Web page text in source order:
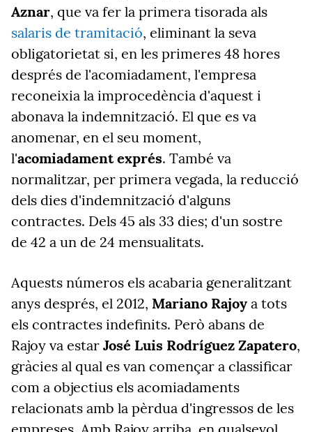
Aznar, que va fer la primera tisorada als
salaris de tramitació, eliminant la seva
obligatorietat si, en les primeres 48 hores
després de l'acomiadament, l'empresa
reconeixia la improcedència d'aquest i
abonava la indemnització. El que es va
anomenar, en el seu moment,
l'acomiadament exprés. També va
normalitzar, per primera vegada, la reducció
dels dies d'indemnització d'alguns
contractes. Dels 45 als 33 dies; d'un sostre
de 42 a un de 24 mensualitats.
Aquests números els acabaria generalitzant
anys després, el 2012, Mariano Rajoy a tots
els contractes indefinits. Però abans de
Rajoy va estar José Luis Rodríguez Zapatero,
gràcies al qual es van començar a classificar
com a objectius els acomiadaments
relacionats amb la pèrdua d'ingressos de les